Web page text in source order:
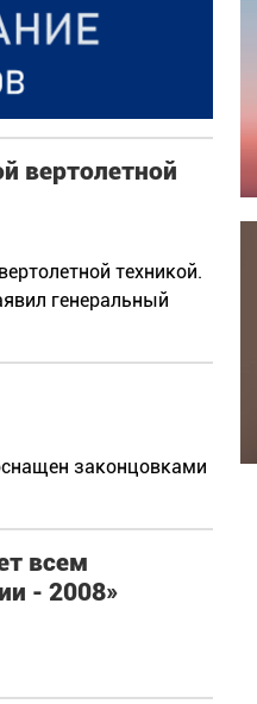
вертолетной
техникой.
генеральный
законцовками
всем
- 2008»